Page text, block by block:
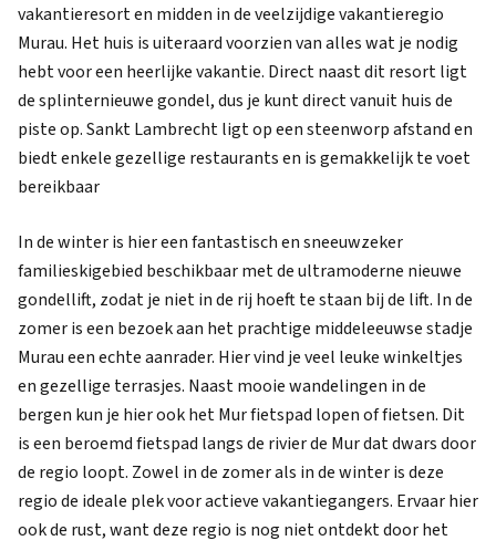
vakantieresort en midden in de veelzijdige vakantieregio
Murau. Het huis is uiteraard voorzien van alles wat je nodig
hebt voor een heerlijke vakantie. Direct naast dit resort ligt
de splinternieuwe gondel, dus je kunt direct vanuit huis de
piste op. Sankt Lambrecht ligt op een steenworp afstand en
biedt enkele gezellige restaurants en is gemakkelijk te voet
bereikbaar
In de winter is hier een fantastisch en sneeuwzeker
familieskigebied beschikbaar met de ultramoderne nieuwe
gondellift, zodat je niet in de rij hoeft te staan bij de lift. In de
zomer is een bezoek aan het prachtige middeleeuwse stadje
Murau een echte aanrader. Hier vind je veel leuke winkeltjes
en gezellige terrasjes. Naast mooie wandelingen in de
bergen kun je hier ook het Mur fietspad lopen of fietsen. Dit
is een beroemd fietspad langs de rivier de Mur dat dwars door
de regio loopt. Zowel in de zomer als in de winter is deze
regio de ideale plek voor actieve vakantiegangers. Ervaar hier
ook de rust, want deze regio is nog niet ontdekt door het